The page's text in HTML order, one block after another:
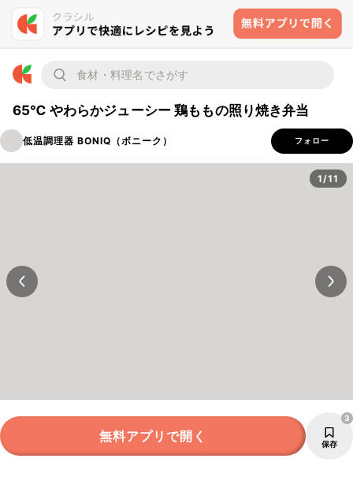
65℃ やわらかジューシー 鶏ももの照り焼き弁当
低温調理器 BONIQ（ボニーク） フォロー
1/11
無料アプリで開く 保存
3